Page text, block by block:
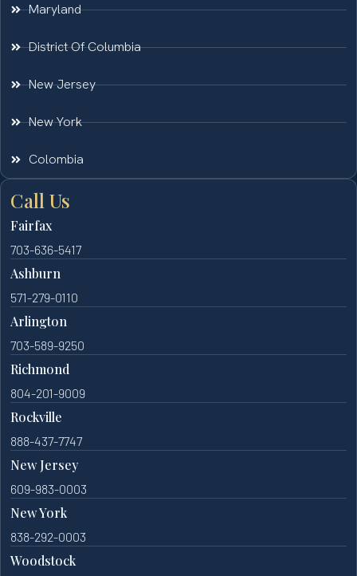
Maryland
District Of Columbia
New Jersey
New York
Colombia
Call Us
Fairfax
703-636-5417
Ashburn
571-279-0110
Arlington
703-589-9250
Richmond
804-201-9009
Rockville
888-437-7747
New Jersey
609-983-0003
New York
838-292-0003
Woodstock